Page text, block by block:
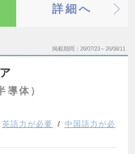
詳細へ
掲載期間 26/07/23～26/08/11
導体）
英語力が必要
中国語力が必